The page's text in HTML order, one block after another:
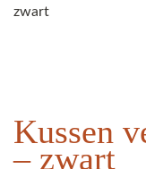
zwart
Kussen
– zwart